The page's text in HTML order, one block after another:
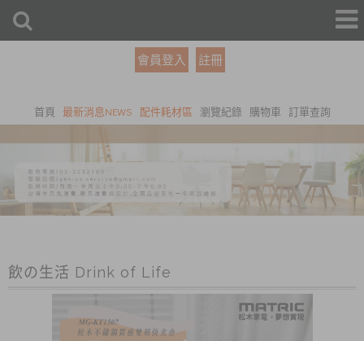
會員登入 註冊
首頁 最新消息NEWS 配件耗材區 瀏覽紀錄 購物車 訂單查詢
飲の生活 Drink of Life